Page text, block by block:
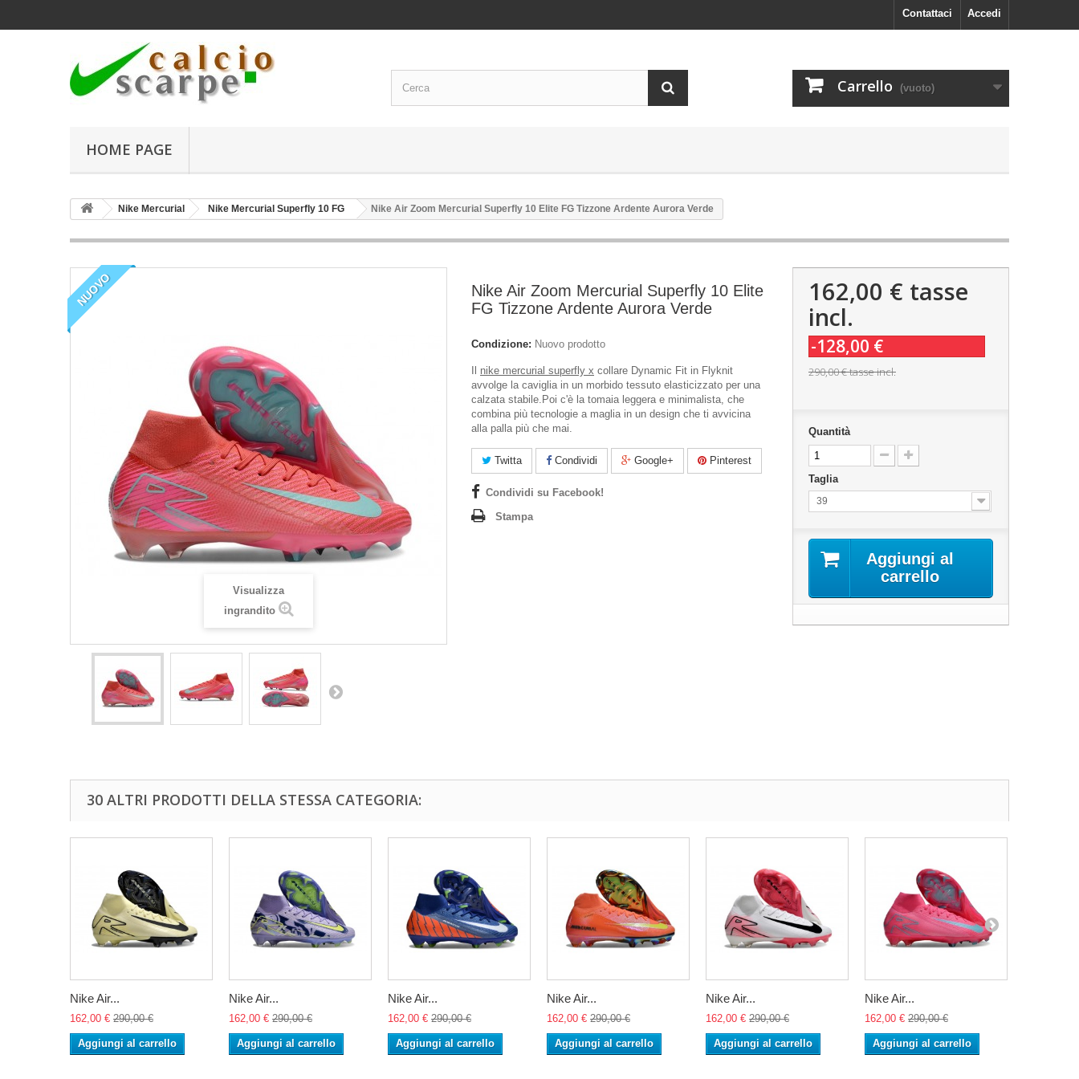
Accedi
Contattaci
Carrello (vuoto)
HOME PAGE
Nike Mercurial Nike Mercurial Superfly 10 FG Nike Air Zoom Mercurial Superfly 10 Elite FG Tizzone Ardente Aurora Verde
NUOVO
Visualizza
ingrandito
Nike Air Zoom Mercurial Superfly 10 Elite
FG Tizzone Ardente Aurora Verde
Condizione: Nuovo prodotto
nike mercurial superfly x collare Dynamic Fit in Flyknit
avvolge la caviglia in un morbido tessuto elasticizzato per una
calzata stabile.Poi c'è la tomaia leggera e minimalista, che
combina più tecnologie a maglia in un design che ti avvicina
alla palla più che mai.
Twitta Condividi Google+ Pinterest
Condividi su Facebook!
Stampa
162,00 € tasse
incl.
-128,00 €
290,00 €tasse incl.
Quantità
Taglia
39
Aggiungi al
carrello
30 ALTRI PRODOTTI DELLA STESSA CATEGORIA:
Nike Air...
162,00 € 290,00 €
Aggiungi al carrello
Nike Air...
162,00 € 290,00 €
Aggiungi al carrello
Nike Air...
162,00 € 290,00 €
Aggiungi al carrello
Nike Air...
162,00 € 290,00 €
Aggiungi al carrello
Nike Air...
162,00 € 290,00 €
Aggiungi al carrello
Nike Air...
162,00 € 290,00 €
Aggiungi al carrello